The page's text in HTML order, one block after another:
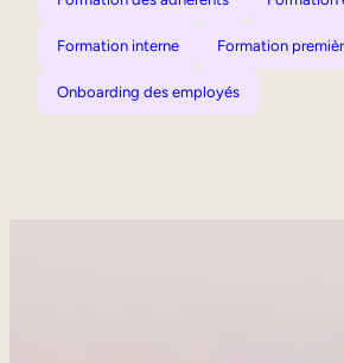
Formation interne Formation
Onboarding des employés